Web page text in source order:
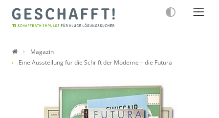
Magazin
Eine Ausstellung für die Schrift der Moderne – die Futura